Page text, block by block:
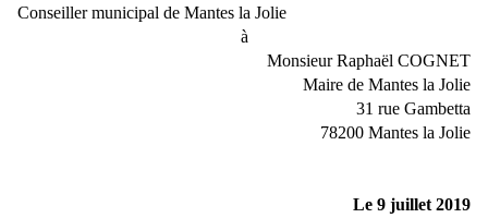
Conseiller municipal de Mantes la Jolie
à
Monsieur Raphaël COGNET
Maire de Mantes la Jolie
31 rue Gambetta
78200 Mantes la Jolie
Le 9 juillet 2019